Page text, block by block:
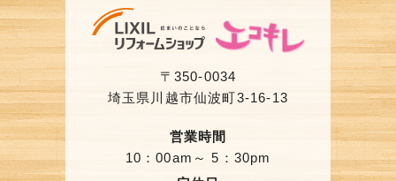
〒350-0034
埼玉県川越市仙波町3-16-13
営業時間
10：00am～ 5：30pm